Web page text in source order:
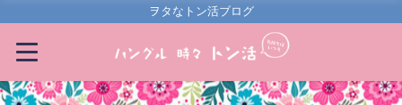
ヲタなトン活ブログ